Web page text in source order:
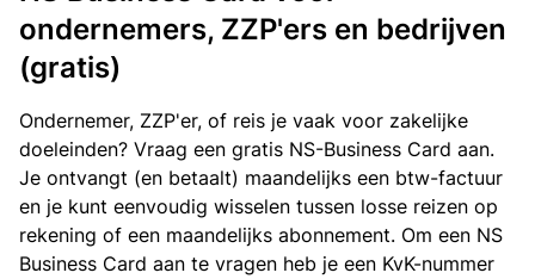
ondernemers, ZZP'ers en bedrijven
(gratis)
Ondernemer, ZZP'er, of reis je vaak voor zakelijke
doeleinden? Vraag een gratis NS-Business Card aan.
Je ontvangt (en betaalt) maandelijks een btw-factuur
en je kunt eenvoudig wisselen tussen losse reizen op
rekening of een maandelijks abonnement. Om een NS
Business Card aan te vragen heb je een KvK-nummer